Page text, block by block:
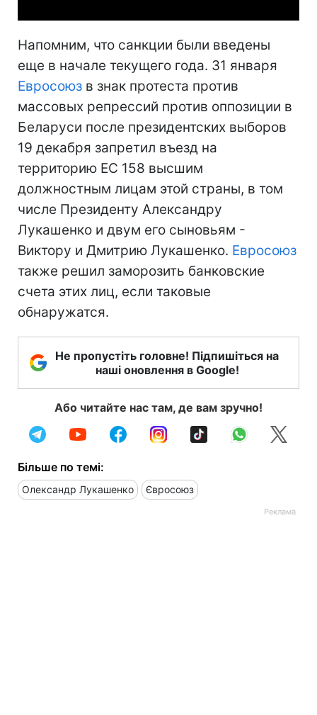
Напомним, что санкции были введены
еще в начале текущего года. 31 января
Евросоюз в знак протеста против
массовых репрессий против оппозиции в
Беларуси после президентских выборов
19 декабря запретил въезд на
территорию ЕС 158 высшим
должностным лицам этой страны, в том
числе Президенту Александру
Лукашенко и двум его сыновьям -
Виктору и Дмитрию Лукашенко. Евросоюз
также решил заморозить банковские
счета этих лиц, если таковые
обнаружатся.
Не пропустіть головне! Підпишіться на
наші оновлення в Google!
Або читайте нас там, де вам зручно!
Більше по темі:
Олександр Лукашенко Євросоюз